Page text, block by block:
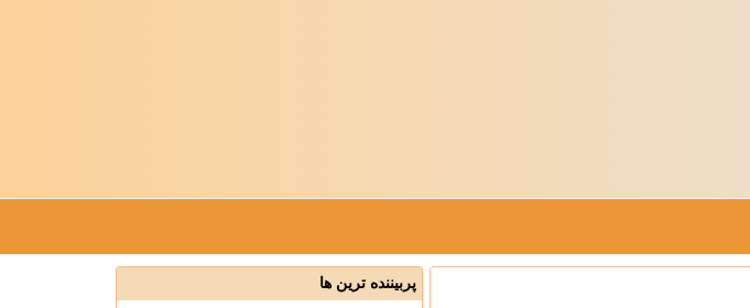
پربیننده ترین ها